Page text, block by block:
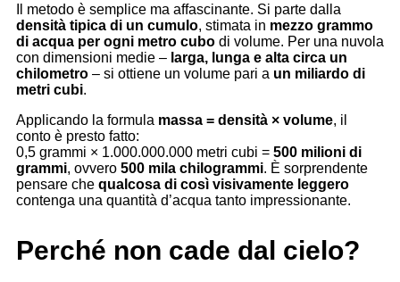
Il metodo è semplice ma affascinante. Si parte dalla
densità tipica di un cumulo, stimata in mezzo grammo
di acqua per ogni metro cubo di volume. Per una nuvola
con dimensioni medie – larga, lunga e alta circa un
chilometro – si ottiene un volume pari a un miliardo di
metri cubi.
Applicando la formula massa = densità × volume, il
conto è presto fatto:
0,5 grammi × 1.000.000.000 metri cubi = 500 milioni di
grammi, ovvero 500 mila chilogrammi. È sorprendente
pensare che qualcosa di così visivamente leggero
contenga una quantità d’acqua tanto impressionante.
Perché non cade dal cielo?